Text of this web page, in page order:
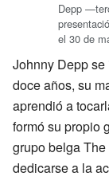
Depp
el 30 de
Johnny Depp
doce años, su
aprendió a
formó su propio
grupo belga
dedicarse a la